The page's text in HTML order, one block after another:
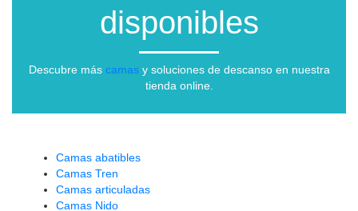
disponibles
Descubre más camas y soluciones de descanso en nuestra
tienda online.
Camas abatibles
Camas Tren
Camas articuladas
Camas Nido